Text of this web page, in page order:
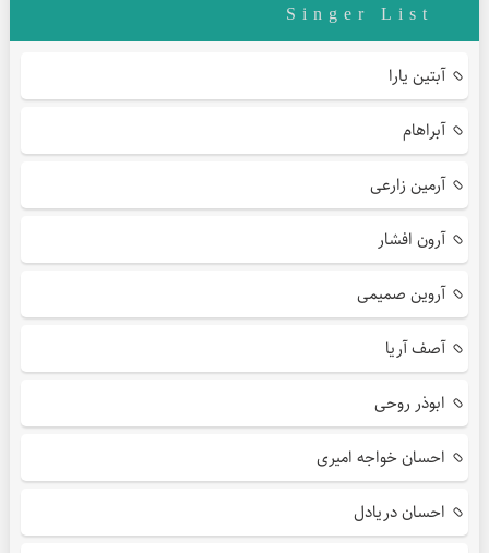
Singer List
آبتین یارا
آبراهام
آرمین زارعی
آرون افشار
آروین صمیمی
آصف آریا
ابوذر روحی
احسان خواجه امیری
احسان دریادل